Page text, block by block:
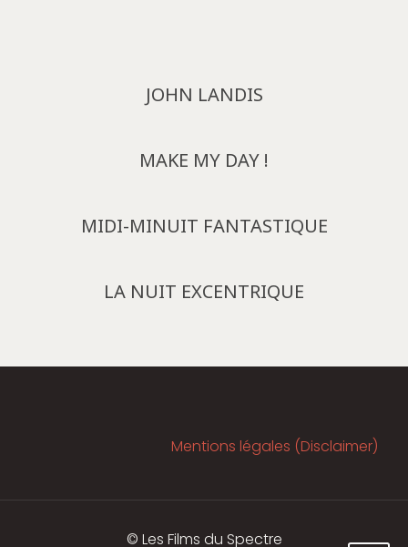
JOHN LANDIS
MAKE MY DAY !
MIDI-MINUIT FANTASTIQUE
LA NUIT EXCENTRIQUE
Mentions légales (Disclaimer)
© Les Films du Spectre